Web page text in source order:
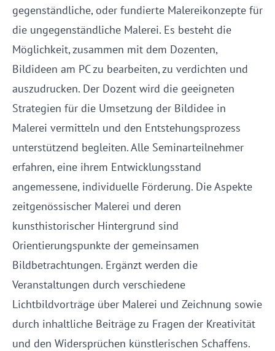
gegenständliche, oder fundierte Malereikonzepte für
die ungegenständliche Malerei. Es besteht die
Möglichkeit, zusammen mit dem Dozenten,
Bildideen am PC zu bearbeiten, zu verdichten und
auszudrucken. Der Dozent wird die geeigneten
Strategien für die Umsetzung der Bildidee in
Malerei vermitteln und den Entstehungsprozess
unterstützend begleiten. Alle Seminarteilnehmer
erfahren, eine ihrem Entwicklungsstand
angemessene, individuelle Förderung. Die Aspekte
zeitgenössischer Malerei und deren
kunsthistorischer Hintergrund sind
Orientierungspunkte der gemeinsamen
Bildbetrachtungen. Ergänzt werden die
Veranstaltungen durch verschiedene
Lichtbildvorträge über Malerei und Zeichnung sowie
durch inhaltliche Beiträge zu Fragen der Kreativität
und den Widersprüchen künstlerischen Schaffens.